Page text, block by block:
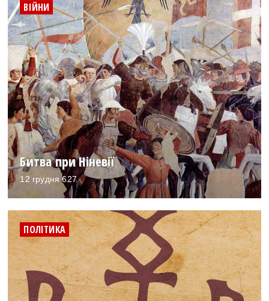
ВІЙНИ
Битва при Ніневії
12 грудня 627
ПОЛІТИКА